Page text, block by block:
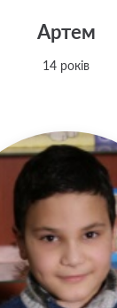
Артем
14 років